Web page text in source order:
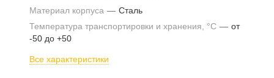
Материал корпуса — Сталь
Температура транспортировки и хранения, °С — от
-50 до +50
Все характеристики